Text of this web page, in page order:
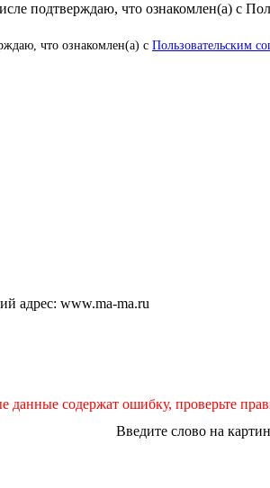
подтверждаю, что ознакомлен(а) с
что ознакомлен(а) с Пользовательским
адрес: www.ma-ma.ru
данные содержат ошибку, проверьте
Введите слово на